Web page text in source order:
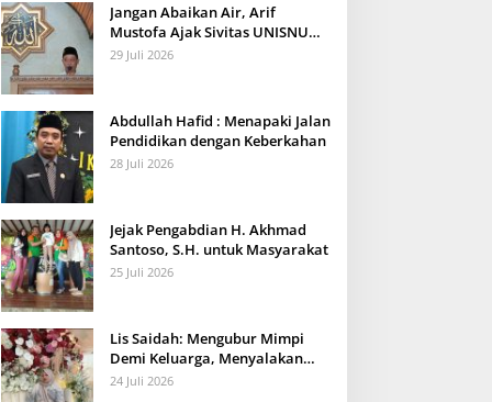
Jangan Abaikan Air, Arif
Mustofa Ajak Sivitas UNISNU
Peduli Lingkungan
29 Juli 2026
Abdullah Hafid : Menapaki Jalan
Pendidikan dengan Keberkahan
28 Juli 2026
Jejak Pengabdian H. Akhmad
Santoso, S.H. untuk Masyarakat
25 Juli 2026
Lis Saidah: Mengubur Mimpi
Demi Keluarga, Menyalakan
Harapan untuk Anak-anaknya
24 Juli 2026